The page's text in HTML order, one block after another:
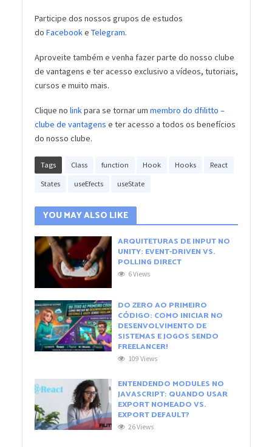
Participe dos nossos grupos de estudos
do Facebooke Telegram.
Aproveite também e venha fazer parte do nosso clube
de vantagens e ter acesso exclusivo a vídeos, tutoriais,
cursos e muito mais.
Clique no linkpara se tornar um membro do dfilitto –
clube de vantagens e ter acesso a todos os benefícios
do nosso clube.
Tags Class function Hook Hooks React
States useEfects useState
YOU MAY ALSO LIKE
ARQUITETURAS DE INPUT NO
UNITY: EVENT-DRIVEN VS.
POLLING DIRECT
6 Views
DO ZERO AO PRIMEIRO
CÓDIGO: COMO INICIAR NO
DESENVOLVIMENTO DE
SISTEMAS E JOGOS SENDO
FREELANCER!
109 Views
ENTENDENDO MODULES NO
JAVASCRIPT: QUANDO USAR
EXPORT NOMEADO VS.
EXPORT DEFAULT?
26 Views